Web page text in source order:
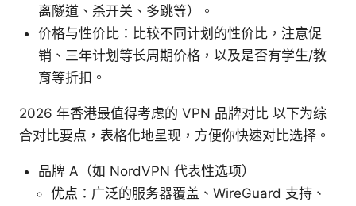
离隧道、杀开关、多跳等）。
价格与性价比：比较不同计划的性价比，注意促
销、三年计划等长周期价格，以及是否有学生/教
育等折扣。
2026 年香港最值得考虑的 VPN 品牌对比 以下为综
合对比要点，表格化地呈现，方便你快速对比选择。
品牌 A（如 NordVPN 代表性选项）
优点：广泛的服务器覆盖、WireGuard 支持、